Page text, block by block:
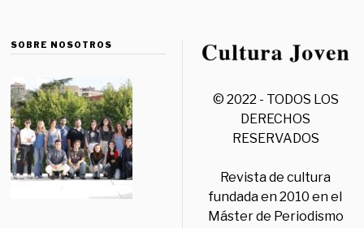
SOBRE NOSOTROS
© 2022 - TODOS LOS
DERECHOS
RESERVADOS
Revista de cultura
fundada en 2010 en el
Máster de Periodismo